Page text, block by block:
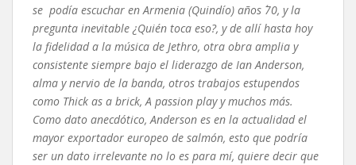
se podía escuchar en Armenia (Quindío) años ´70, y la
pregunta inevitable ¿Quién toca eso?, y de allí hasta hoy
la fidelidad a la música de Jethro, otra obra amplia y
consistente siempre bajo el liderazgo de Ian Anderson,
alma y nervio de la banda, otros trabajos estupendos
como Thick as a brick, A passion play y muchos más.
Como dato anecdótico, Anderson es en la actualidad el
mayor exportador europeo de salmón, esto que podría
ser un dato irrelevante no lo es para mí, quiere decir que